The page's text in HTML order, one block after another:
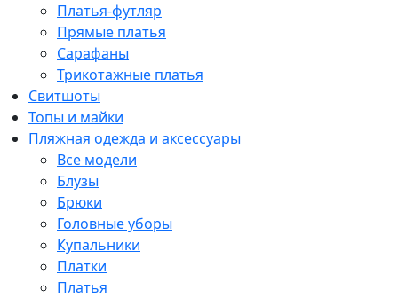
Платья-футляр
Прямые платья
Сарафаны
Трикотажные платья
Свитшоты
Топы и майки
Пляжная одежда и аксессуары
Все модели
Блузы
Брюки
Головные уборы
Купальники
Платки
Платья